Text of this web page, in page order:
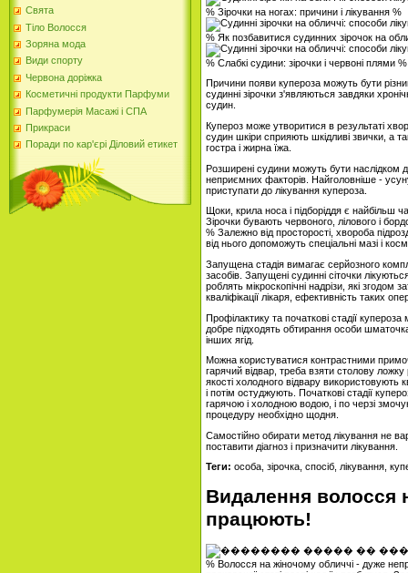
Свята
Тіло Волосся
Зоряна мода
Види спорту
Червона доріжка
Косметичні продукти Парфуми
Парфумерія Масажі і СПА
Прикраси
Поради по кар'єрі Діловий етикет
% Зірочки на ногах: причини і лікування %
% Як позбавитися судинних зірочок на
% Слабкі судини: зірочки і червоні плями %
Причини появи купероза можуть бути
судинні зірочки з'являються завдяки
судин.
Купероз може утворитися в результаті
судин шкіри сприяють шкідливі звички, а
гостра і жирна їжа.
Розширені судини можуть бути наслідком
неприємних факторів. Найголовніше -
приступати до лікування купероза.
Щоки, крила носа і підборіддя є найбільш
Зірочки бувають червоного, лілового і
% Залежно від просторості, хвороба
від нього допоможуть спеціальні мазі і
Запущена стадія вимагає серйозного
засобів. Запущені судинні сіточки
роблять мікроскопічні надрізи, які
кваліфікації лікаря, ефективність таких
Профілактику та початкові стадії
добре підходять обтирання особи
інших ягід.
Можна користуватися контрастними
гарячий відвар, треба взяти столову
якості холодного відвару використовують
і потім остуджують. Початкові стадії
гарячою і холодною водою, і по черзі
процедуру необхідно щодня.
Самостійно обирати метод лікування не
поставити діагноз і призначити лікування.
Теги: особа, зірочка, спосіб, лікування,
Видалення волосся
працюють!
% Волосся на жіночому обличчі - дуже